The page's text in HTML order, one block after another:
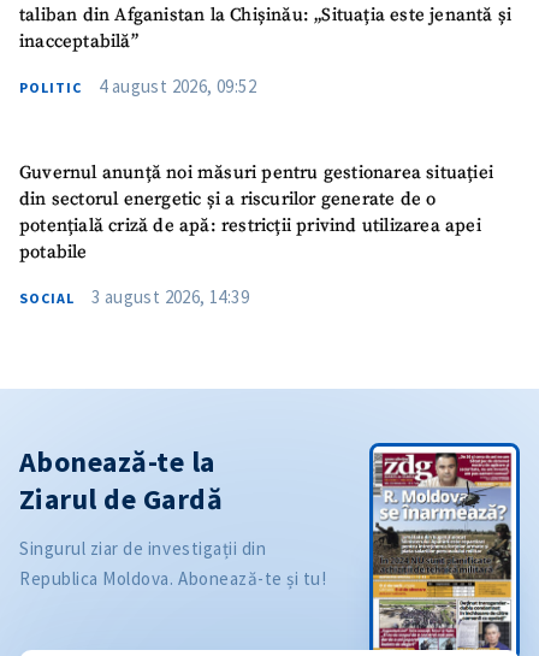
taliban din Afganistan la Chișinău: „Situația este jenantă și
inacceptabilă”
POLITIC 4 august 2026, 09:52
Guvernul anunță noi măsuri pentru gestionarea situației
din sectorul energetic și a riscurilor generate de o
potențială criză de apă: restricții privind utilizarea apei
potabile
SOCIAL 3 august 2026, 14:39
Abonează-te la
Ziarul de Gardă
Singurul ziar de investigații din
Republica Moldova. Abonează-te și tu!